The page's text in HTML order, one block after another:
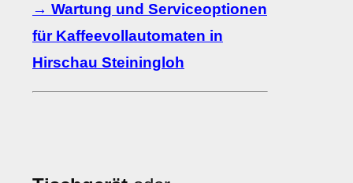
→ Wartung und Serviceoptionen
für Kaffeevollautomaten in
Hirschau Steiningloh